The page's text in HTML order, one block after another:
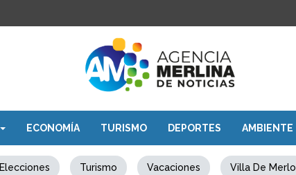
ECONOMÍA TURISMO DEPORTES AMBIENTE
Elecciones Turismo Vacaciones Villa De Merlo